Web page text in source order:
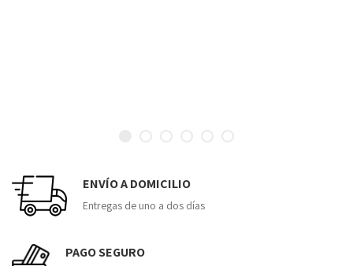
ENVÍO A DOMICILIO
Entregas de uno a dos días
PAGO SEGURO